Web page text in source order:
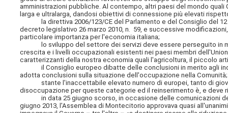
amministrazioni pubbliche. Al contempo, altri paesi del mondo
larga e ultralarga, dandosi obiettivi di connessione più elevati
la direttiva 2006/123/CE del Parlamento e del Consiglio del 12
decreto legislativo 26 marzo 2010, n. 59, e successive
particolare importanza per l'economia italiana;
lo sviluppo del settore dei servizi deve essere perseguito in
crescita e i livelli occupazionali esistenti nei paesi membri
caratterizzanti della nostra economia quali l'agricoltura, il piccolo
il Consiglio europeo dibatte delle conclusioni in merito agli
adotta conclusioni sulla situazione dell'occupazione nella Comunità;
stante l'inaccettabile elevato numero di europei, tanto di
disoccupazione per queste categorie ed il reinserimento è, e deve
in data 25 giugno scorso, in occasione delle comunicazioni del
giugno 2013, l'Assemblea di Montecitorio approvava quasi